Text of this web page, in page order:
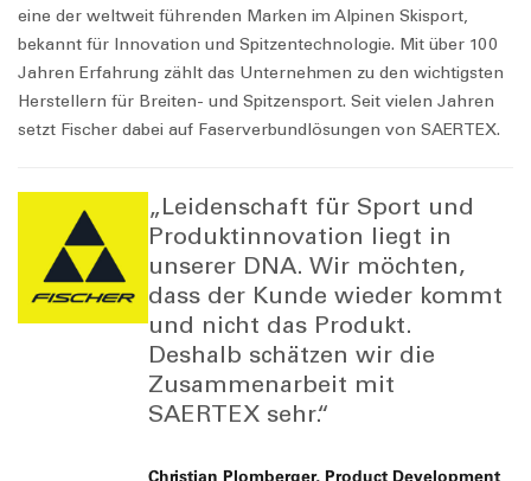
eine der weltweit führenden Marken im Alpinen Skisport,
bekannt für Innovation und Spitzentechnologie. Mit über 100
Jahren Erfahrung zählt das Unternehmen zu den wichtigsten
Herstellern für Breiten- und Spitzensport. Seit vielen Jahren
setzt Fischer dabei auf Faserverbundlösungen von SAERTEX.
„Leidenschaft für Sport und
Produktinnovation liegt in
unserer DNA. Wir möchten,
dass der Kunde wieder kommt
und nicht das Produkt.
Deshalb schätzen wir die
Zusammenarbeit mit
SAERTEX sehr.“